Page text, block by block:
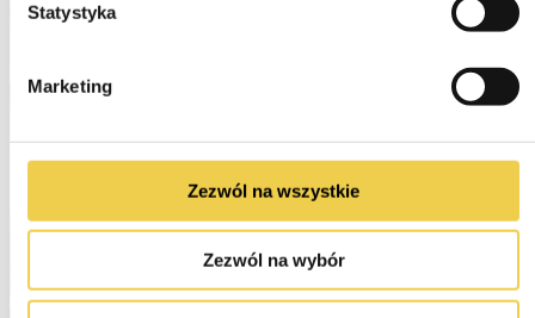
Statystyka
Marketing
Zezwól na wszystkie
Zezwól na wybór